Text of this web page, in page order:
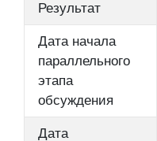
Результат
Дата начала
параллельного
этапа
обсуждения
Дата